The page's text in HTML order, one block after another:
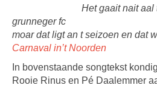
Het gaait nait aal
grunneger fc
moar dat ligt an t seizoen en dat
Carnaval in’t Noorden
In bovenstaande songtekst
Rooie Rinus en Pé Daalemmer